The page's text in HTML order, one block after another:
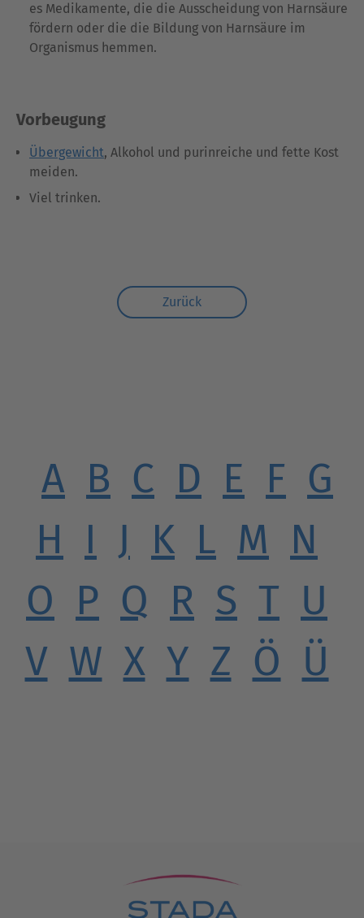
es Medikamente, die die Ausscheidung von Harnsäure
fördern oder die die Bildung von Harnsäure im
Organismus hemmen.
Vorbeugung
Übergewicht, Alkohol und purinreiche und fette Kost
meiden.
Viel trinken.
Zurück
A B C D E F G
H I J K L M N
O P Q R S T U
V W X Y Z Ö Ü